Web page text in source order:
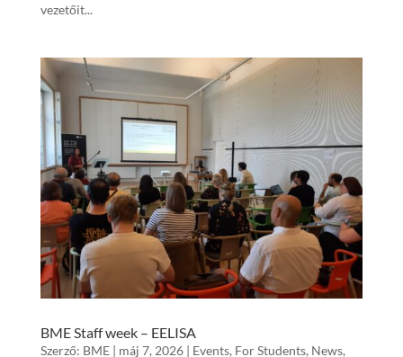
vezetőit...
BME Staff week – EELISA
Szerző: BME| máj 7, 2026| Events, For Students, News,